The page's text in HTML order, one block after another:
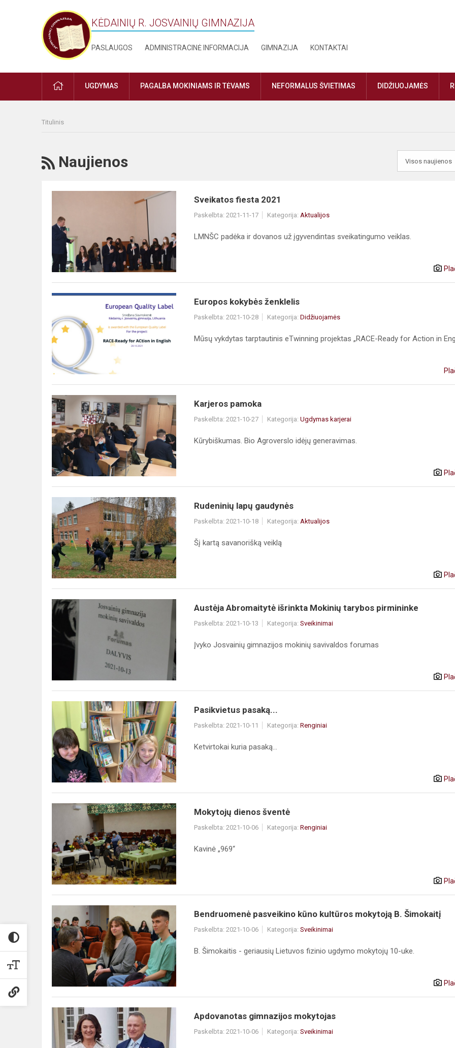
KĖDAINIŲ R. JOSVAINIŲ GIMNAZIJA
PASLAUGOS ADMINISTRACINĖ INFORMACIJA GIMNAZIJA KONTAKTAI
PRADŽIAUGDYMAS PAGALBA MOKINIAMS IR TĖVAMS NEFORMALUS ŠVIETIMAS DIDŽIUOJAMĖS
Titulinis
RSS
Naujienos
2021
Sveikatos fiesta 2021
Paskelbta: 2021-11-17 Kategorija: Aktualijos
LMNŠC padėka ir dovanos už įgyvendintas sveikatingumo veiklas.
Europos
ženklelis
Europos kokybės ženklelis
Paskelbta: 2021-10-28 Kategorija: Didžiuojamės
Mūsų vykdytas tarptautinis eTwinning projektas „RACE-Ready for Action in
Karjeros
pamoka
Karjeros pamoka
Paskelbta: 2021-10-27 Kategorija: Ugdymas karjerai
Kūrybiškumas. Bio Agroverslo idėjų generavimas.
Rudeninių
lapų
gaudynės
Rudeninių lapų gaudynės
Paskelbta: 2021-10-18 Kategorija: Aktualijos
Šį kartą savanorišką veiklą
Austėja
Abromaitytė
išrinkta
Mokinių
pirmininke
Austėja Abromaitytė išrinkta Mokinių tarybos pirmininke
Paskelbta: 2021-10-13 Kategorija: Sveikinimai
Įvyko Josvainių gimnazijos mokinių savivaldos forumas
Pasikvietus
pasaką...
Pasikvietus pasaką...
Paskelbta: 2021-10-11 Kategorija: Renginiai
Ketvirtokai kuria pasaką...
Mokytojų
Mokytojų dienos šventė
Paskelbta: 2021-10-06 Kategorija: Renginiai
Kavinė „969“
Bendruomenė
pasveikino
kūno
kultūros
mokytoją
Šimokaitį
Bendruomenė pasveikino kūno kultūros mokytoją B. Šimokaitį
Paskelbta: 2021-10-06 Kategorija: Sveikinimai
B. Šimokaitis - geriausių Lietuvos fizinio ugdymo mokytojų 10-uke.
Apdovanotas
gimnazijos
mokytojas
Apdovanotas gimnazijos mokytojas
Paskelbta: 2021-10-06 Kategorija: Sveikinimai